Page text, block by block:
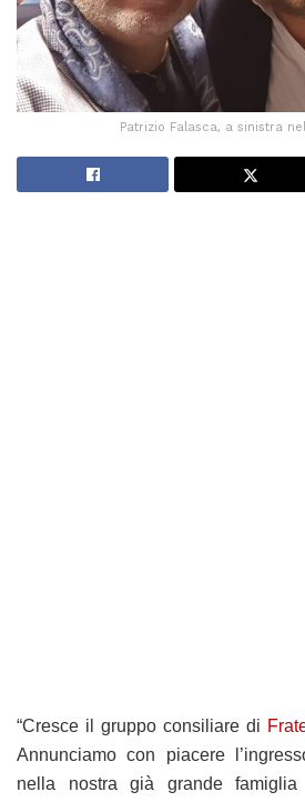
Patrizio Falasca, a sinistra
“Cresce il gruppo consiliare di
Annunciamo con piacere
nella nostra già grande